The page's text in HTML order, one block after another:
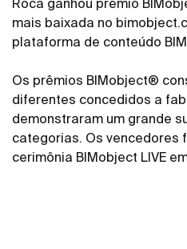
Roca ganhou prêmio
mais baixada no
plataforma de conteúdo
Os prêmios BIMobject®
diferentes concedidos a
demonstraram um grande
categorias. Os vencedores
cerimônia BIMobject LIVE